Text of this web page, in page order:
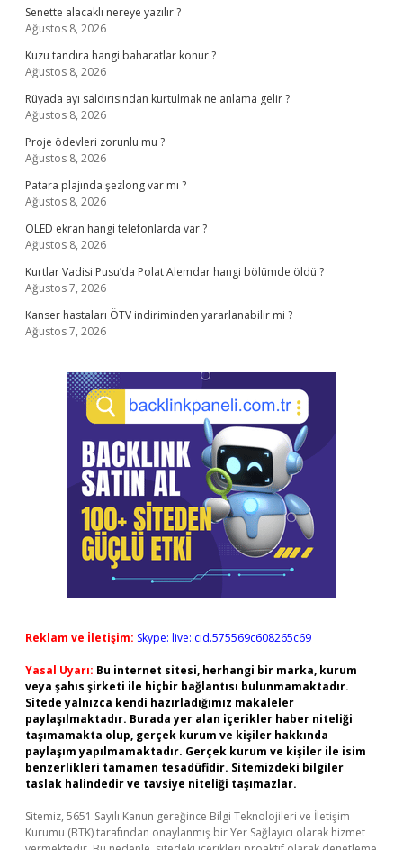
Senette alacaklı nereye yazılır ?
Ağustos 8, 2026
Kuzu tandıra hangi baharatlar konur ?
Ağustos 8, 2026
Rüyada ayı saldırısından kurtulmak ne anlama gelir ?
Ağustos 8, 2026
Proje ödevleri zorunlu mu ?
Ağustos 8, 2026
Patara plajında şezlong var mı ?
Ağustos 8, 2026
OLED ekran hangi telefonlarda var ?
Ağustos 8, 2026
Kurtlar Vadisi Pusu’da Polat Alemdar hangi bölümde öldü ?
Ağustos 7, 2026
Kanser hastaları ÖTV indiriminden yararlanabilir mi ?
Ağustos 7, 2026
Reklam ve İletişim: Skype: live:.cid.575569c608265c69
Yasal Uyarı: Bu internet sitesi, herhangi bir marka, kurum
veya şahıs şirketi ile hiçbir bağlantısı bulunmamaktadır.
Sitede yalnızca kendi hazırladığımız makaleler
paylaşılmaktadır. Burada yer alan içerikler haber niteliği
taşımamakta olup, gerçek kurum ve kişiler hakkında
paylaşım yapılmamaktadır. Gerçek kurum ve kişiler ile isim
benzerlikleri tamamen tesadüfidir. Sitemizdeki bilgiler
taslak halindedir ve tavsiye niteliği taşımazlar.
Sitemiz, 5651 Sayılı Kanun gereğince Bilgi Teknolojileri ve İletişim
Kurumu (BTK) tarafından onaylanmış bir Yer Sağlayıcı olarak hizmet